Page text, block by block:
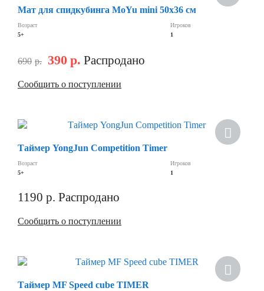
Мат для спидкубинга MoYu mini 50х36 см
Возраст
5+
Игроков
1
690 р. 390 р. Распродано
Сообщить о поступлении
Таймер YongJun Competition Timer
Возраст
5+
Игроков
1
1190 р. Распродано
Сообщить о поступлении
Таймер MF Speed cube TIMER